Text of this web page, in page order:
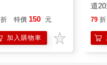
折 特價 150 元
加入購物車
道
79 折